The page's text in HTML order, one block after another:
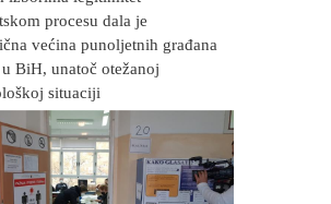
procesu dala je
većina punoljetnih građana
BiH, unatoč otežanoj
situaciji